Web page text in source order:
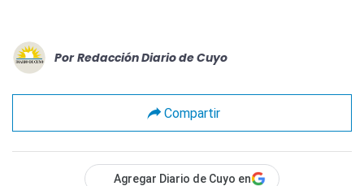
Por Redacción Diario de Cuyo
Compartir
Agregar Diario de Cuyo en